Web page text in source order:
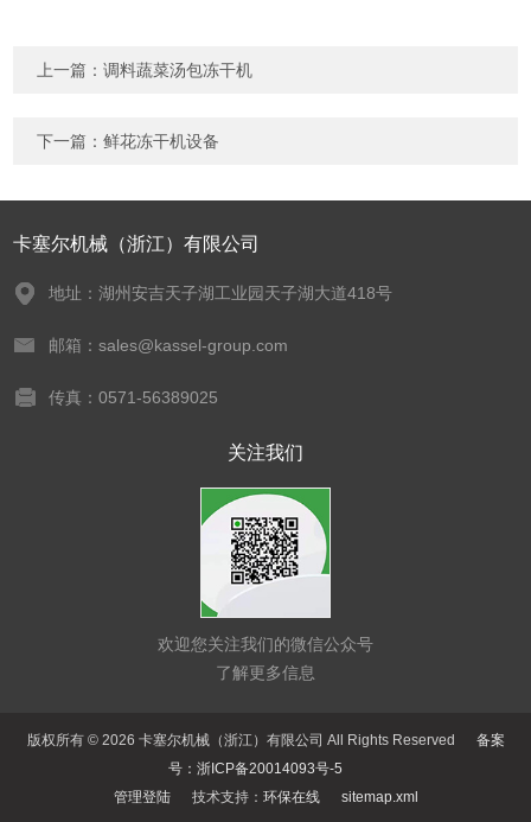
上一篇：调料蔬菜汤包冻干机
下一篇：鲜花冻干机设备
卡塞尔机械（浙江）有限公司
地址：湖州安吉天子湖工业园天子湖大道418号
邮箱：sales@kassel-group.com
传真：0571-56389025
关注我们
欢迎您关注我们的微信公众号
了解更多信息
版权所有 © 2026 卡塞尔机械（浙江）有限公司 All Rights Reserved 备案
号：浙ICP备20014093号-5
管理登陆技术支持： 环保在线 sitemap.xml